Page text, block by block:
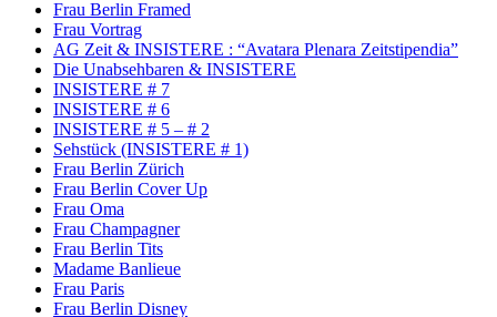
Frau Berlin Framed
Frau Vortrag
AG Zeit & INSISTERE : “Avatara Plenara Zeitstipendia”
Die Unabsehbaren & INSISTERE
INSISTERE # 7
INSISTERE # 6
INSISTERE # 5 – # 2
Sehstück (INSISTERE # 1)
Frau Berlin Zürich
Frau Berlin Cover Up
Frau Oma
Frau Champagner
Frau Berlin Tits
Madame Banlieue
Frau Paris
Frau Berlin Disney